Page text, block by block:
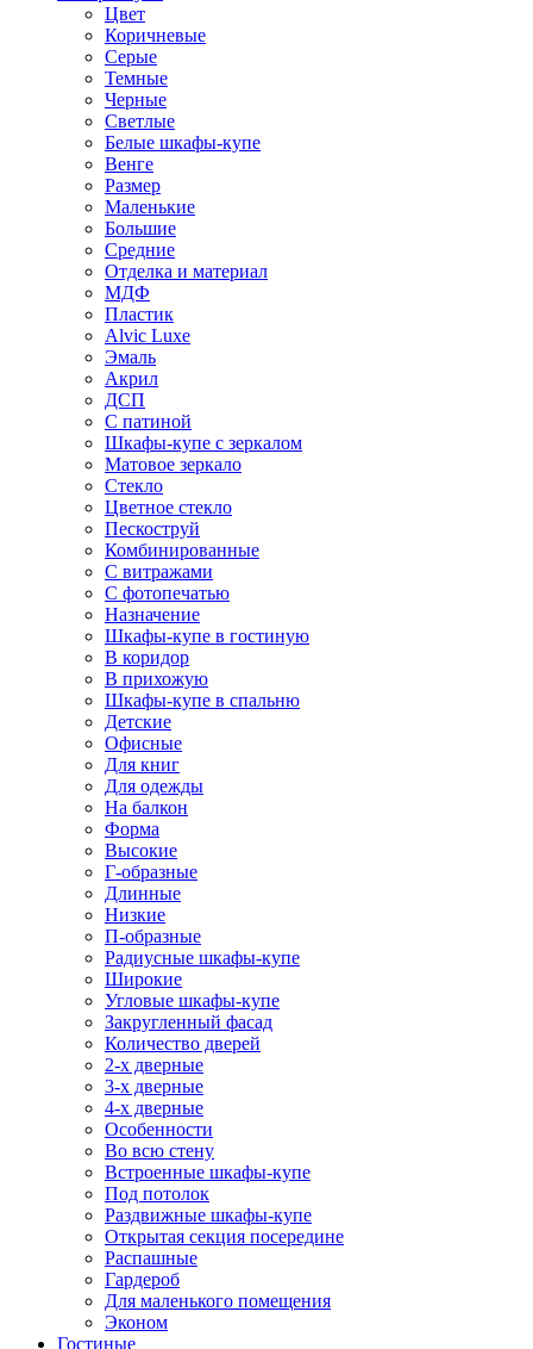
Цвет
Коричневые
Серые
Темные
Черные
Светлые
Белые шкафы-купе
Венге
Размер
Маленькие
Большие
Средние
Отделка и материал
МДФ
Пластик
Alvic Luxe
Эмаль
Акрил
ДСП
С патиной
Шкафы-купе с зеркалом
Матовое зеркало
Стекло
Цветное стекло
Пескоструй
Комбинированные
С витражами
С фотопечатью
Назначение
Шкафы-купе в гостиную
В коридор
В прихожую
Шкафы-купе в спальню
Детские
Офисные
Для книг
Для одежды
На балкон
Форма
Высокие
Г-образные
Длинные
Низкие
П-образные
Радиусные шкафы-купе
Широкие
Угловые шкафы-купе
Закругленный фасад
Количество дверей
2-х дверные
3-х дверные
4-х дверные
Особенности
Во всю стену
Встроенные шкафы-купе
Под потолок
Раздвижные шкафы-купе
Открытая секция посередине
Распашные
Гардероб
Для маленького помещения
Эконом
Гостиные